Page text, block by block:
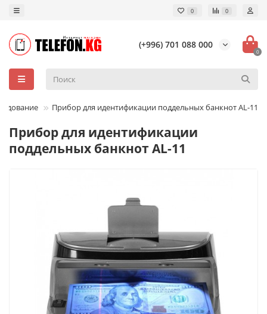
0 0
(+996) 701 088 000
0
Прибор для идентификации поддельных банкнот AL-11
Прибор для идентификации
поддельных банкнот AL-11